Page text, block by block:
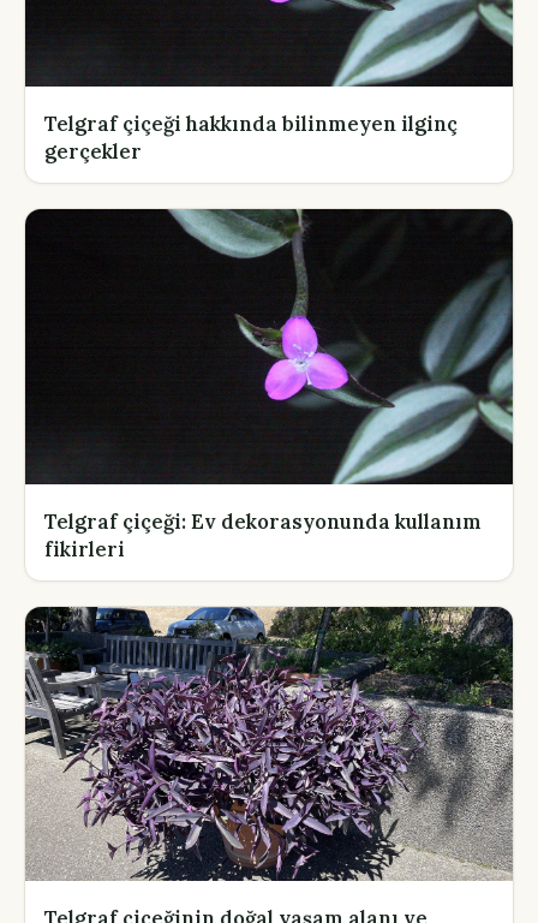
Telgraf çiçeği hakkında bilinmeyen ilginç
gerçekler
Telgraf çiçeği: Ev dekorasyonunda kullanım
fikirleri